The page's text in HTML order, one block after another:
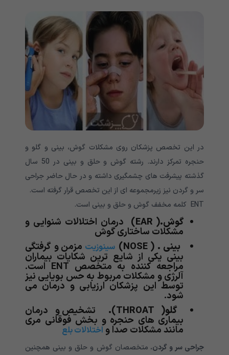
در این تخصص پزشکان روی مشکلات گوش، بینی و گلو و
حنجره تمرکز دارند. رشته گوش و حلق و بینی در 50 سال
گذشته پیشرفت های چشمگیری داشته و در حال حاضر جراحی
سر و گردن نیز زیرمجموعه ای از این تخصص قرار گرفته است.
ENT کلمه مخفف گوش و حلق و بینی است.
گوش.( EAR) درمان اختلالات شنوایی و
مشکلات ساختاری گوش
بینی . ( NOSE) سینوزیت مزمن و گرفتگی
بینی یکی از شایع ترین شکایات بیماران
مراجعه کننده به متخصص ENT است.
آلرژی و مشکلات مربوط به حس بویایی نیز
توسط این پزشکان ارزیابی و درمان می
شود.
گلو( THROAT)
. تشخیص و درمان
بیماری های حنجره و بخش فوقانی مری
مانند مشکلات صدا و اختلالات بلع
جراحی سر و گردن. متخصصان گوش و حلق و بینی همچنین